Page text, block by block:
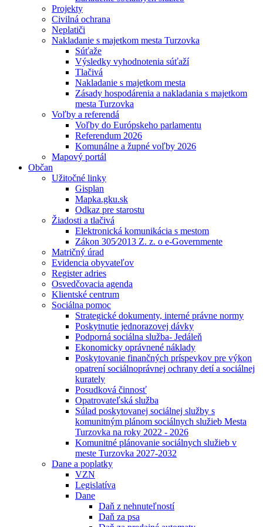
Projekty
Civilná ochrana
Neplatiči
Nakladanie s majetkom mesta Turzovka
Súťaže
Výsledky vyhodnotenia súťaží
Tlačivá
Nakladanie s majetkom mesta
Zásady hospodárenia a nakladania s majetkom
mesta Turzovka
Voľby a referendá
Voľby do Európskeho parlamentu
Referendum 2026
Komunálne a župné voľby 2026
Mapový portál
Občan
Užitočné linky
Gisplan
Mapka.gku.sk
Odkaz pre starostu
Žiadosti a tlačivá
Elektronická komunikácia s mestom
Zákon 305⁄2013 Z. z. o e-Governmente
Matričný úrad
Evidencia obyvateľov
Register adries
Osvedčovacia agenda
Klientské centrum
Sociálna pomoc
Strategické dokumenty, interné právne normy
Poskytnutie jednorazovej dávky
Podporná sociálna služba- Jedáleň
Ekonomicky oprávnené náklady
Poskytovanie finančných príspevkov pre výkon
opatrení sociálnoprávnej ochrany detí a sociálnej
kurately
Posudková činnosť
Opatrovateľská služba
Súlad poskytovanej sociálnej služby s
komunitným plánom sociálnych služieb Mesta
Turzovka na roky 2022 - 2026
Komunitné plánovanie sociálnych služieb v
meste Turzovka 2027-2032
Dane a poplatky
VZN
Legislatíva
Dane
Daň z nehnuteľností
Daň za psa